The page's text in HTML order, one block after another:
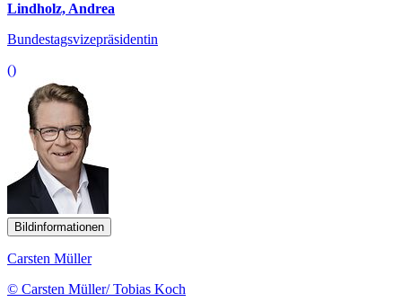
Lindholz, Andrea
Bundestagsvizepräsidentin
()
Bildinformationen
Carsten Müller
© Carsten Müller/ Tobias Koch